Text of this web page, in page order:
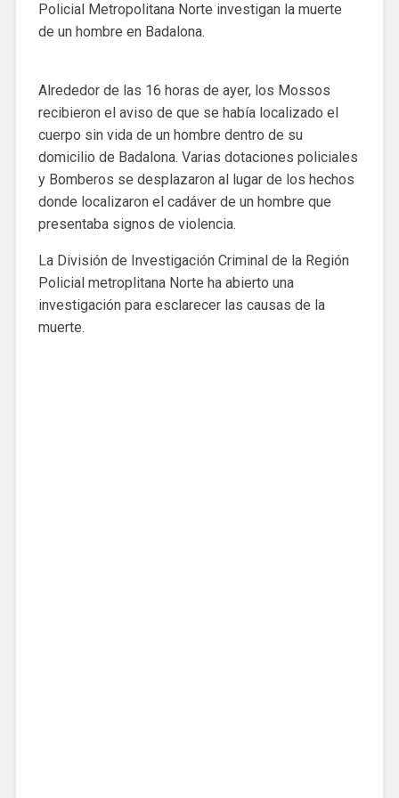
Policial Metropolitana Norte investigan la muerte
de un hombre en Badalona.
Alrededor de las 16 horas de ayer, los Mossos
recibieron el aviso de que se había localizado el
cuerpo sin vida de un hombre dentro de su
domicilio de Badalona. Varias dotaciones policiales
y Bomberos se desplazaron al lugar de los hechos
donde localizaron el cadáver de un hombre que
presentaba signos de violencia.
La División de Investigación Criminal de la Región
Policial metroplitana Norte ha abierto una
investigación para esclarecer las causas de la
muerte.